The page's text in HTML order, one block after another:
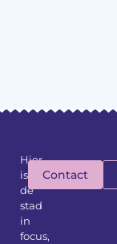
Hier
is
de
stad
in
focus,
Contact